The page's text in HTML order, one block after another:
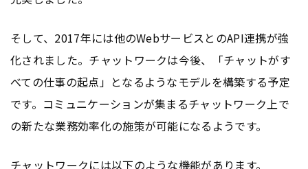
そして、2017年には他のWebサービスとのAPI連携が強
化されました。チャットワークは今後、「チャットがす
べての仕事の起点」となるようなモデルを構築する予定
です。コミュニケーションが集まるチャットワーク上で
の新たな業務効率化の施策が可能になるようです。
チャットワークには以下のような機能があります。